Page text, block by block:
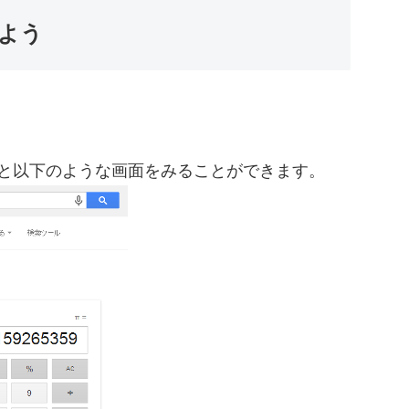
う
以下のような画面をみることができます。